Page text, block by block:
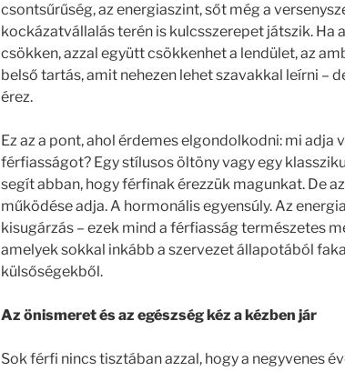
csontsűrűség, az energiaszint, sőt még a
kockázatvállalás terén is kulcsszerepet játszik. Ha
csökken, azzal együtt csökkenhet a lendület, az
belső tartás, amit nehezen lehet szavakkal leírni –
érez.
Ez az a pont, ahol érdemes elgondolkodni: mi adja
férfiasságot? Egy stílusos öltöny vagy egy
segít abban, hogy férfinak érezzük magunkat. De
működése adja. A hormonális egyensúly. Az
kisugárzás – ezek mind a férfiasság természetes
amelyek sokkal inkább a szervezet állapotából
külsőségekből.
Az önismeret és az egészség kéz a kézben jár
Sok férfi nincs tisztában azzal, hogy a negyvenes